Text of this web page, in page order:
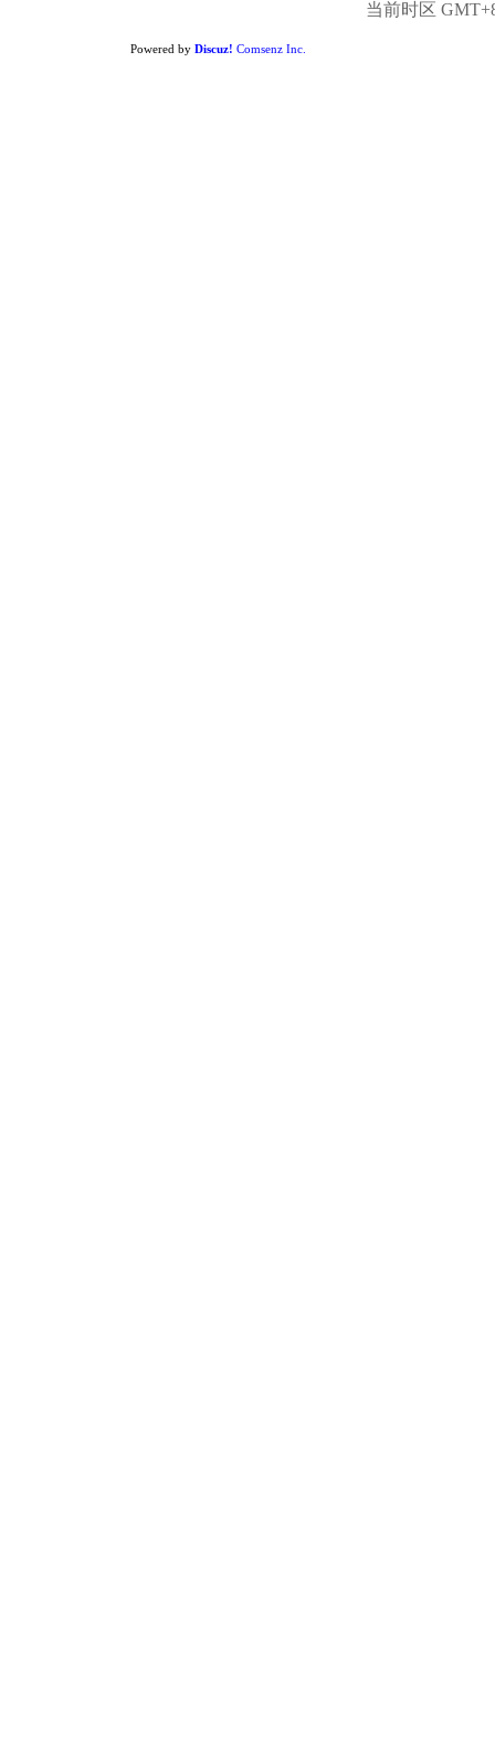
当前时区
Powered by Discuz! Comsenz Inc.